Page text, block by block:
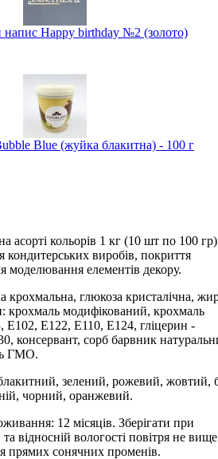
напис Happy birthday №2 (золото)
Blue (жуйка блакитна) - 100 г
асорті кольорів 1 кг (10 шт по 100 гр)
кондитерських виробів, покриття
моделювання елементів декору.
крохмальна, глюкоза кристалічна,
крохмаль модифікований, крохмаль
Е102, Е122, Е110, Е124, гліцерин -
консервант, сорб барвник
ГМО.
зелений, рожевий, жовтий,
чорний, оранжевий.
12 місяців. Зберігати при
відносній вологості повітря не
прямих сонячних променів.